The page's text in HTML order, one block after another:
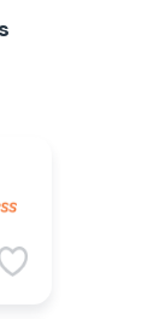
l'application